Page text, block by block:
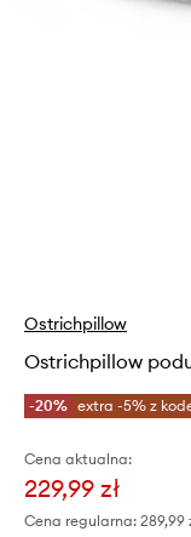
Ostrichpillow
Ostrichpillow
-20% extra -5% z
Cena aktualna:
229,99 zł
Cena regularna: 289,99